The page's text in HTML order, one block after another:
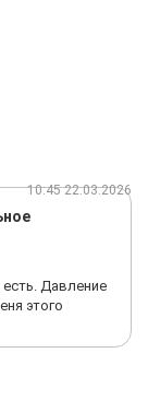
10:45 22.03.2026
есть. Давление
этого